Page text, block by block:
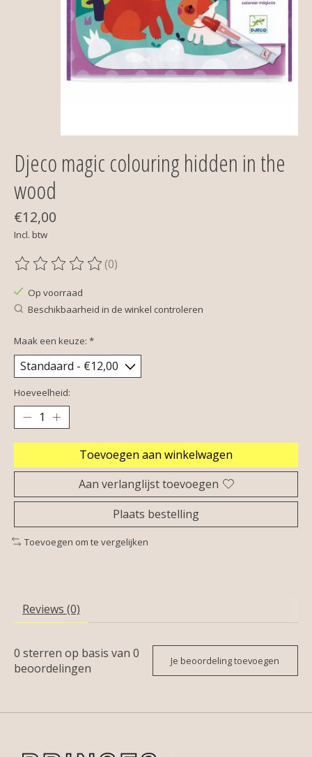
Djeco magic colouring hidden in the
wood
€12,00
Incl. btw
De beoordeling van dit product is
(0)
Op voorraad
Beschikbaarheid in de winkel controleren
Maak een keuze: *
Hoeveelheid:
Toevoegen aan winkelwagen
Aan verlanglijst toevoegen
Plaats bestelling
Toevoegen om te vergelijken
Reviews (0)
0 sterren op basis van 0
beoordelingen
Je beoordeling toevoegen